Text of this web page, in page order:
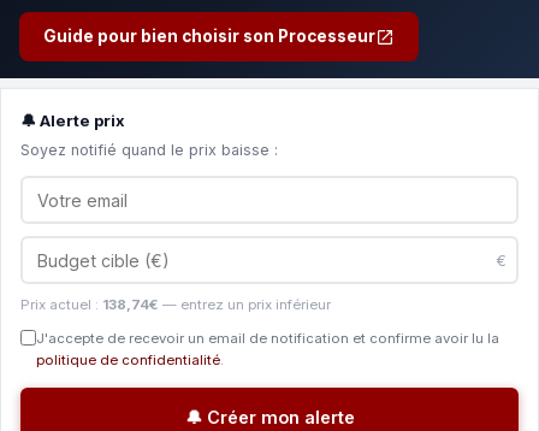
Guide pour bien choisir son Processeur
🔔 Alerte prix
Soyez notifié quand le prix baisse :
€
Prix actuel : 138,74€ — entrez un prix inférieur
J'accepte de recevoir un email de notification et confirme avoir lu la
politique de confidentialité.
🔔 Créer mon alerte